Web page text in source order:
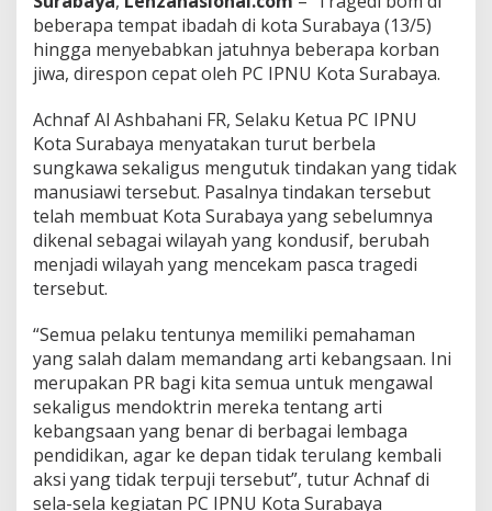
y
a
beberapa tempat ibadah di kota Surabaya (13/5)
hingga menyebabkan jatuhnya beberapa korban
jiwa, direspon cepat oleh PC IPNU Kota Surabaya.
Achnaf Al Ashbahani FR, Selaku Ketua PC IPNU
Kota Surabaya menyatakan turut berbela
sungkawa sekaligus mengutuk tindakan yang tidak
manusiawi tersebut. Pasalnya tindakan tersebut
telah membuat Kota Surabaya yang sebelumnya
dikenal sebagai wilayah yang kondusif, berubah
menjadi wilayah yang mencekam pasca tragedi
tersebut.
“Semua pelaku tentunya memiliki pemahaman
yang salah dalam memandang arti kebangsaan. Ini
merupakan PR bagi kita semua untuk mengawal
sekaligus mendoktrin mereka tentang arti
kebangsaan yang benar di berbagai lembaga
pendidikan, agar ke depan tidak terulang kembali
aksi yang tidak terpuji tersebut”, tutur Achnaf di
sela-sela kegiatan PC IPNU Kota Surabaya